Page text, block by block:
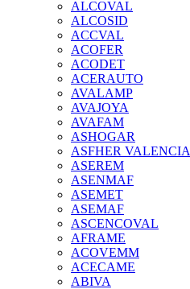
ALCOVAL
ALCOSID
ACCVAL
ACOFER
ACODET
ACERAUTO
AVALAMP
AVAJOYA
AVAFAM
ASHOGAR
ASFHER VALENCIA
ASEREM
ASENMAF
ASEMET
ASEMAF
ASCENCOVAL
AFRAME
ACOVEMM
ACECAME
ABIVA